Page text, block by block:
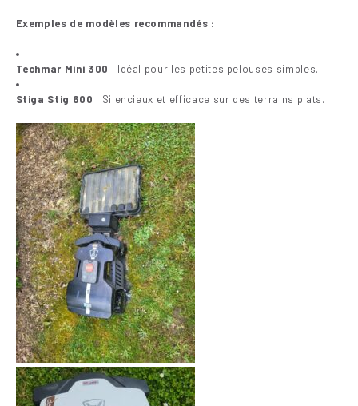
Exemples de modèles recommandés :
Techmar Mini 300 : Idéal pour les petites pelouses simples.
Stiga Stig 600 : Silencieux et efficace sur des terrains plats.